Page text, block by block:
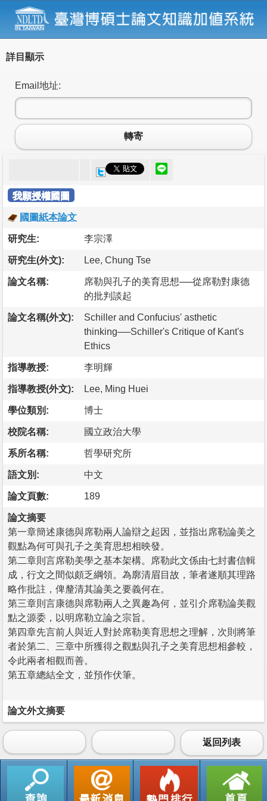
詳目顯示
Email地址:
轉寄
我願授權國圖
國圖紙本論文
研究生: 李宗澤
研究生(外文): Lee, Chung Tse
論文名稱:
席勒與孔子的美育思想──從席勒對康德
的批判談起
論文名稱(外文):
Schiller and Confucius' asthetic
thinking──Schiller's Critique of Kant's
Ethics
指導教授: 李明輝
指導教授(外文): Lee, Ming Huei
學位類別: 博士
校院名稱: 國立政治大學
系所名稱: 哲學研究所
語文別: 中文
論文頁數: 189
論文摘要
第一章簡述康德與席勒兩人論辯之起因，並指出席勒論美之
觀點為何可與孔子之美育思想相映發。
第二章則言席勒美學之基本架構。席勒此文係由七封書信輯
成，行文之間似頗乏綱領。為廓清眉目故，筆者遂順其理路
略作批註，俾釐清其論美之要義何在。
第三章則言康德與席勒兩人之異趣為何，並引介席勒論美觀
點之源委，以明席勒立論之宗旨。
第四章先言前人與近人對於席勒美育思想之理解，次則將筆
者於第二、三章中所獲得之觀點與孔子之美育思想相參較，
令此兩者相觀而善。
第五章總結全文，並預作伏筆。
論文外文摘要
返回列表